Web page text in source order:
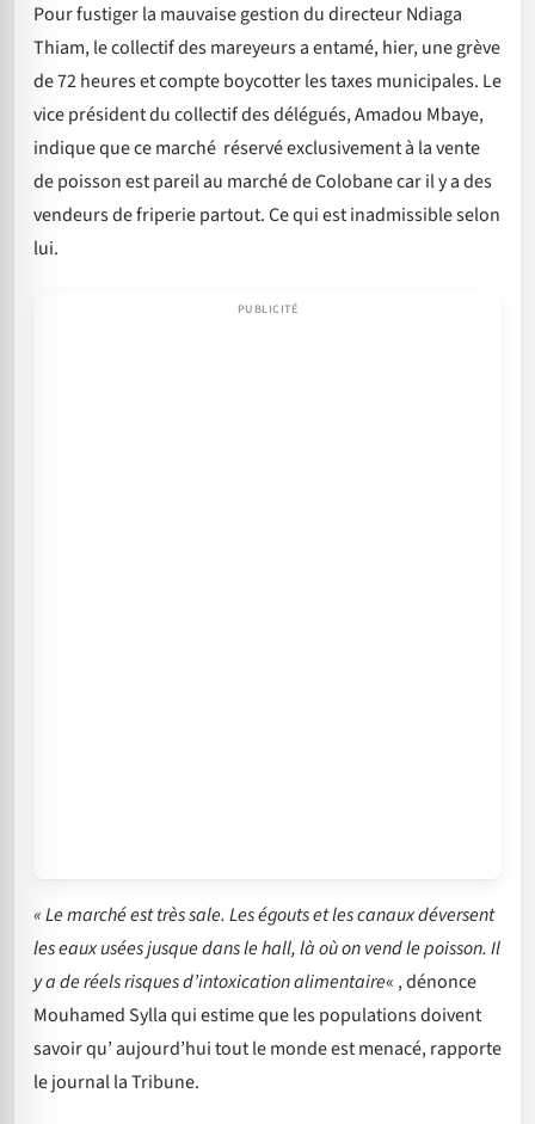
Pour fustiger la mauvaise gestion du directeur Ndiaga
Thiam, le collectif des mareyeurs a entamé, hier, une grève
de 72 heures et compte boycotter les taxes municipales. Le
vice président du collectif des délégués, Amadou Mbaye,
indique que ce marché réservé exclusivement à la vente
de poisson est pareil au marché de Colobane car il y a des
vendeurs de friperie partout. Ce qui est inadmissible selon
lui.
« Le marché est très sale. Les égouts et les canaux déversent
les eaux usées jusque dans le hall, là où on vend le poisson. Il
y a de réels risques d’intoxication alimentaire« , dénonce
Mouhamed Sylla qui estime que les populations doivent
savoir qu’ aujourd’hui tout le monde est menacé, rapporte
le journal la Tribune.